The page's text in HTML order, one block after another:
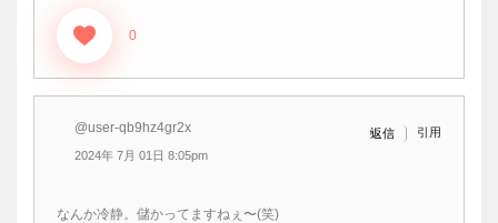
0
@user-qb9hz4gr2x
2024年 7月 01日 8:05pm
返信 引用
なんか冷静。儲かってますねぇ〜(笑)